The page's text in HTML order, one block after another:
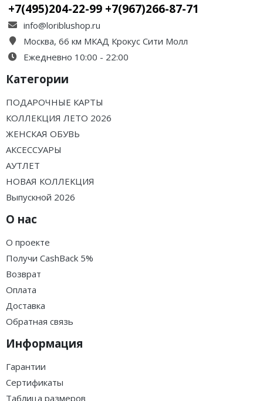
+7(495)204-22-99 +7(967)266-87-71
info@loriblushop.ru
Москва, 66 км МКАД Крокус Сити Молл
Ежедневно 10:00 - 22:00
Категории
ПОДАРОЧНЫЕ КАРТЫ
КОЛЛЕКЦИЯ ЛЕТО 2026
ЖЕНСКАЯ ОБУВЬ
АКСЕССУАРЫ
АУТЛЕТ
НОВАЯ КОЛЛЕКЦИЯ
Выпускной 2026
О нас
О проекте
Получи CashBack 5%
Возврат
Оплата
Доставка
Обратная связь
Информация
Гарантии
Сертификаты
Таблица размеров